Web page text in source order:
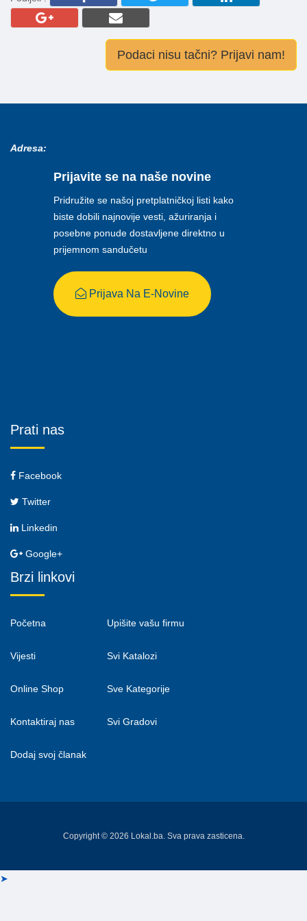
Podaci nisu tačni? Prijavi nam!
Adresa:
Prijavite se na naše novine
Pridružite se našoj pretplatničkoj listi kako
biste dobili najnovije vesti, ažuriranja i
posebne ponude dostavljene direktno u
prijemnom sandučetu
Prijava Na E-Novine
Prati nas
Facebook
Twitter
Linkedin
Google+
Brzi linkovi
Početna
Vijesti
Online Shop
Kontaktiraj nas
Dodaj svoj članak
Upišite vašu firmu
Svi Katalozi
Sve Kategorije
Svi Gradovi
Copyright © 2026 Lokal.ba. Sva prava zasticena.
➤